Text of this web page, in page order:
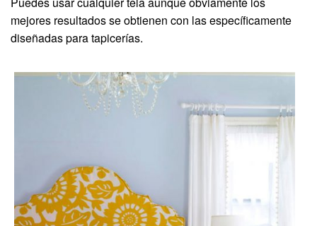
mejores resultados se obtienen con las específicamente
diseñadas para tapicerías.